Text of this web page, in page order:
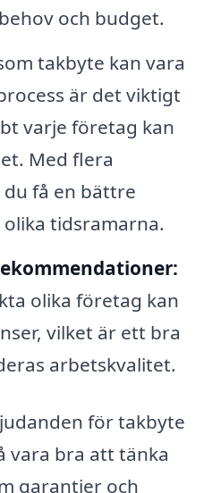
och budget.
takbyte kan vara
är det viktigt
varje företag kan
Med flera
få en bättre
tidsramarna.
olika företag kan
vilket är ett bra
arbetskvalitet.
för takbyte
vara bra att tänka
garantier och